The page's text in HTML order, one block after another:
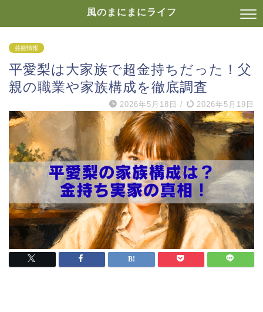
風のまにまにライフ
芸能情報
平愛梨は大家族で超金持ちだった！父
親の職業や家族構成を徹底調査
2026年5月18日 / 2026年5月19日